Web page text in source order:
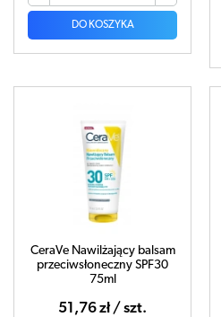
DO KOSZYKA
CeraVe Nawilżający balsam
przeciwsłoneczny SPF30
75ml
51,76 zł / szt.